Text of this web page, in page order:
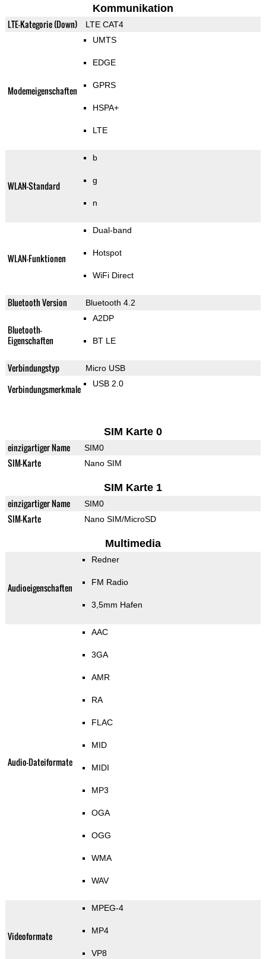
Kommunikation
LTE-Kategorie (Down) LTE CAT4
Modemeigenschaften
UMTS
EDGE
GPRS
HSPA+
LTE
WLAN-Standard
b
g
n
WLAN-Funktionen
Dual-band
Hotspot
WiFi Direct
Bluetooth Version Bluetooth 4.2
Bluetooth-
Eigenschaften
A2DP
BT LE
Verbindungstyp Micro USB
Verbindungsmerkmale USB 2.0
SIM Karte 0
einzigartiger Name SIM0
SIM-Karte Nano SIM
SIM Karte 1
einzigartiger Name SIM0
SIM-Karte Nano SIM/MicroSD
Multimedia
Audioeigenschaften
Redner
FM Radio
3,5mm Hafen
Audio-Dateiformate
AAC
3GA
AMR
RA
FLAC
MID
MIDI
MP3
OGA
OGG
WMA
WAV
Videoformate
MPEG-4
MP4
VP8